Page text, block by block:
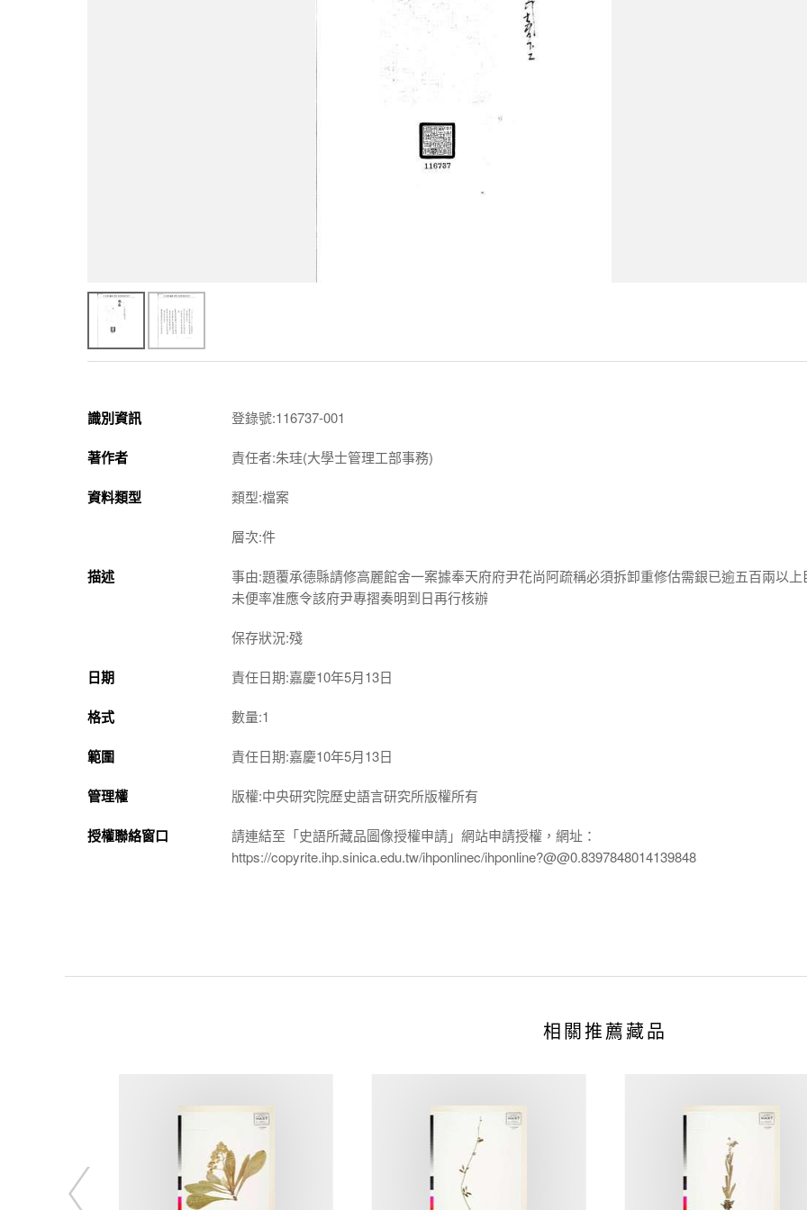
識別資訊 登錄號:116737-001
著作者 責任者:朱珪(大學士管理工部事務)
資料類型 類型:檔案
層次:件
描述
事由:題覆承德縣請修高麗館舍一案據奉天府府尹花尚阿疏稱必須拆卸重修估需銀已逾五百兩以上
未便率准應令該府尹專摺奏明到日再行核辦
保存狀況:殘
日期 責任日期:嘉慶10年5月13日
格式 數量:1
範圍 責任日期:嘉慶10年5月13日
管理權 版權:中央研究院歷史語言研究所版權所有
授權聯絡窗口
請連結至「史語所藏品圖像授權申請」網站申請授權，網址：
https://copyrite.ihp.sinica.edu.tw/ihponlinec/ihponline?@@0.8397848014139848
相關推薦藏品